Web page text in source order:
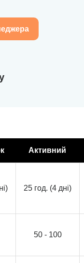
Активний
25 год. (4 дні)
50 - 100